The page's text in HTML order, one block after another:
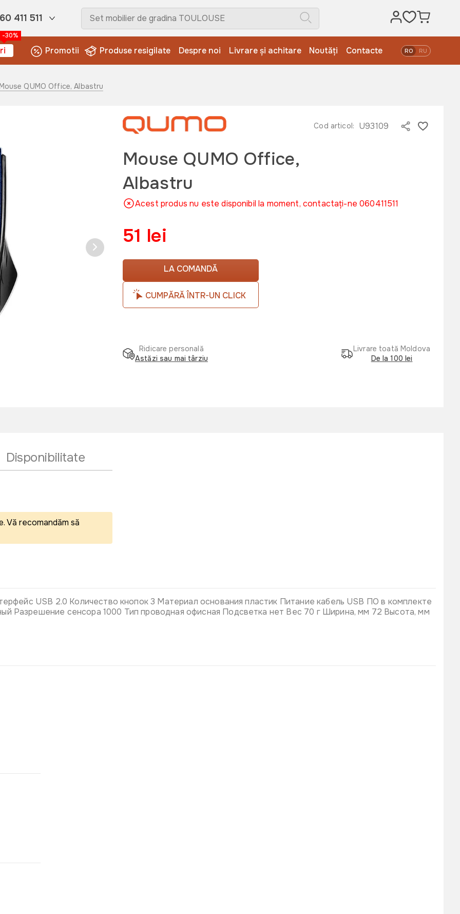
411 511
-30%
Promotii Produse resigilate Despre noi Livrare și achitare Noutăți Contacte RO RU
QUMO Office, Albastru
Cod articol: U93109
Mouse QUMO Office,
Albastru
Acest produs nu este disponibil la moment, contactați-ne 060411511
51 lei
LA COMANDĂ
CUMPĂRĂ ÎNTR-UN CLICK
Ridicare personală
Astăzi sau mai târziu
Livrare toată Moldova
De la 100 lei
Disponibilitate
Vă recomandăm să
USB 2.0 Количество кнопок 3 Материал основания пластик Питание кабель USB ПО в комплекте
Разрешение сенсора 1000 Тип проводная офисная Подсветка нет Вес 70 г Ширина, мм 72 Высота, мм